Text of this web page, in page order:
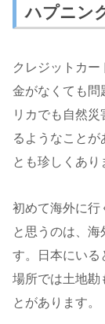
ハプニン
クレジットカ
金がなくても問
リカでも自然
るようなことが
とも珍しくあり
初めて海外に行
と思うのは、
す。日本にいる
場所では土地勘
とがあります。